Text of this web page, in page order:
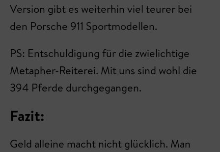
Version gibt es weiterhin viel teurer bei
den Porsche 911 Sportmodellen.
PS: Entschuldigung für die zwielichtige
Metapher-Reiterei. Mit uns sind wohl die
394 Pferde durchgegangen.
Fazit:
Geld alleine macht nicht glücklich. Man